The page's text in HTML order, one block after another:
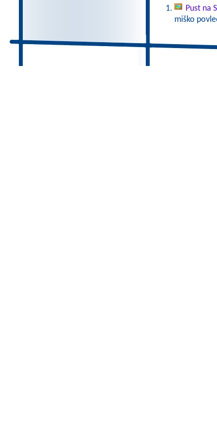
Pust na
miško